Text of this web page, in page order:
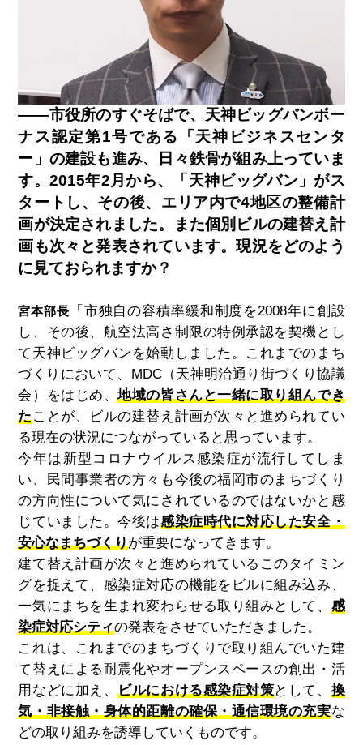
――市役所のすぐそばで、天神ビッグバンボー
ナス認定第1号である「天神ビジネスセンタ
ー」の建設も進み、日々鉄骨が組み上っていま
す。2015年2月から、「天神ビッグバン」がス
タートし、その後、エリア内で4地区の整備計
画が決定されました。また個別ビルの建替え計
画も次々と発表されています。現況をどのよう
に見ておられますか？
宮本部長
「市独自の容積率緩和制度を2008年に創設
し、その後、航空法高さ制限の特例承認を契機とし
て天神ビッグバンを始動しました。これまでのまち
づくりにおいて、MDC（天神明治通り街づくり協議
会）をはじめ、地域の皆さんと一緒に取り組んでき
たことが、ビルの建替え計画が次々と進められてい
る現在の状況につながっていると思っています。
今年は新型コロナウイルス感染症が流行してしま
い、民間事業者の方々も今後の福岡市のまちづくり
の方向性について気にされているのではないかと感
じていました。今後は感染症時代に対応した安全・
安心なまちづくりが重要になってきます。
建て替え計画が次々と進められているこのタイミン
グを捉えて、感染症対応の機能をビルに組み込み、
一気にまちを生まれ変わらせる取り組みとして、 感
染症対応シティの発表をさせていただきました。
これは、これまでのまちづくりで取り組んでいた建
て替えによる耐震化やオープンスペースの創出・活
用などに加え、ビルにおける感染症対策として、 換
気・非接触・身体的距離の確保・通信環境の充実な
どの取り組みを誘導していくものです。